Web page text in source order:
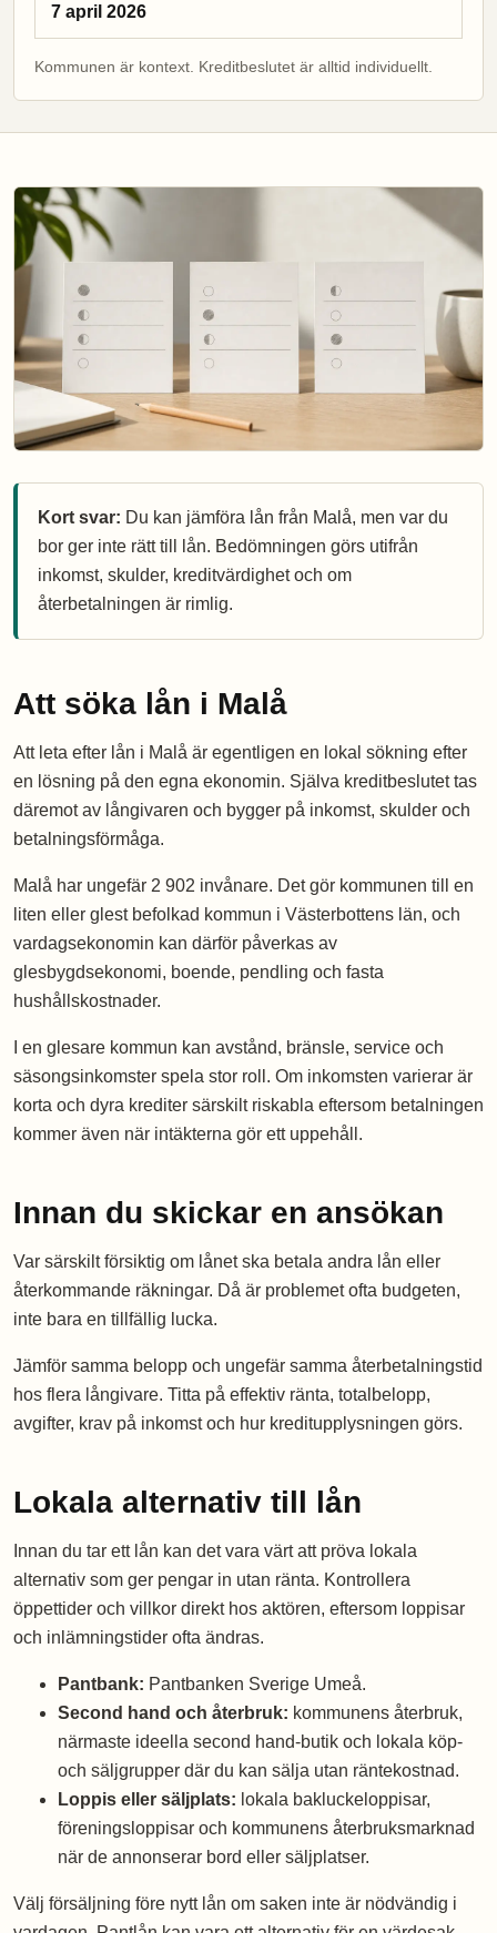
7 april 2026
Kommunen är kontext. Kreditbeslutet är alltid individuellt.
Kort svar: Du kan jämföra lån från Malå, men var du
bor ger inte rätt till lån. Bedömningen görs utifrån
inkomst, skulder, kreditvärdighet och om
återbetalningen är rimlig.
Att söka lån i Malå
Att leta efter lån i Malå är egentligen en lokal sökning efter
en lösning på den egna ekonomin. Själva kreditbeslutet tas
däremot av långivaren och bygger på inkomst, skulder och
betalningsförmåga.
Malå har ungefär 2 902 invånare. Det gör kommunen till en
liten eller glest befolkad kommun i Västerbottens län, och
vardagsekonomin kan därför påverkas av
glesbygdsekonomi, boende, pendling och fasta
hushållskostnader.
I en glesare kommun kan avstånd, bränsle, service och
säsongsinkomster spela stor roll. Om inkomsten varierar är
korta och dyra krediter särskilt riskabla eftersom betalningen
kommer även när intäkterna gör ett uppehåll.
Innan du skickar en ansökan
Var särskilt försiktig om lånet ska betala andra lån eller
återkommande räkningar. Då är problemet ofta budgeten,
inte bara en tillfällig lucka.
Jämför samma belopp och ungefär samma återbetalningstid
hos flera långivare. Titta på effektiv ränta, totalbelopp,
avgifter, krav på inkomst och hur kreditupplysningen görs.
Lokala alternativ till lån
Innan du tar ett lån kan det vara värt att pröva lokala
alternativ som ger pengar in utan ränta. Kontrollera
öppettider och villkor direkt hos aktören, eftersom loppisar
och inlämningstider ofta ändras.
Pantbank: Pantbanken Sverige Umeå.
Second hand och återbruk: kommunens återbruk,
närmaste ideella second hand-butik och lokala köp-
och säljgrupper där du kan sälja utan räntekostnad.
Loppis eller säljplats: lokala bakluckeloppisar,
föreningsloppisar och kommunens återbruksmarknad
när de annonserar bord eller säljplatser.
Välj försäljning före nytt lån om saken inte är nödvändig i